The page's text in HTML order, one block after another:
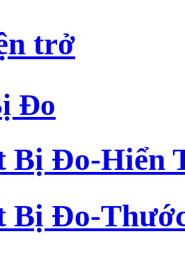
trở
Đo
Bị Đo-Hiển
Bị Đo-